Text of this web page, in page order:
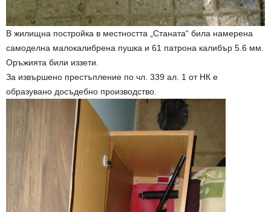
В жилищна постройка в местността „Станата“ била намерена
самоделна малокалибрена пушка и 61 патрона калибър 5.6 мм.
Оръжията били иззети.
За извършено престъпление по чл. 339 ал. 1 от НК е
образувано досъдебно производство.